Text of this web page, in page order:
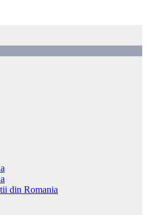
din Romania